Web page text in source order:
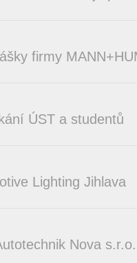
firmy
ÚST a studentů
Lighting Jihlava
Nova